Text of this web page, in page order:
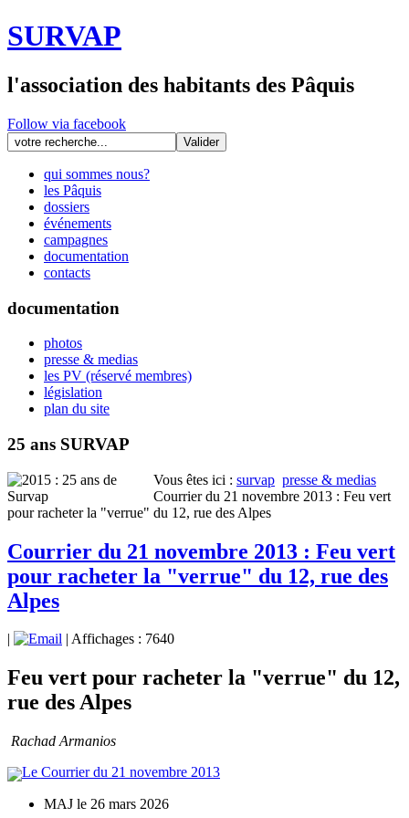
SURVAP
l'association des habitants des Pâquis
Follow via facebook
qui sommes nous?
les Pâquis
dossiers
événements
campagnes
documentation
contacts
documentation
photos
presse & medias
les PV (réservé membres)
législation
plan du site
25 ans SURVAP
Vous êtes ici : survap presse & medias
Courrier du 21 novembre 2013 : Feu vert
pour racheter la "verrue" du 12, rue des Alpes
Courrier du 21 novembre 2013 : Feu vert
pour racheter la "verrue" du 12, rue des
Alpes
| Affichages : 7640
Feu vert pour racheter la "verrue" du 12,
rue des Alpes
Rachad Armanios
Le Courrier du 21 novembre 2013
MAJ le 26 mars 2026